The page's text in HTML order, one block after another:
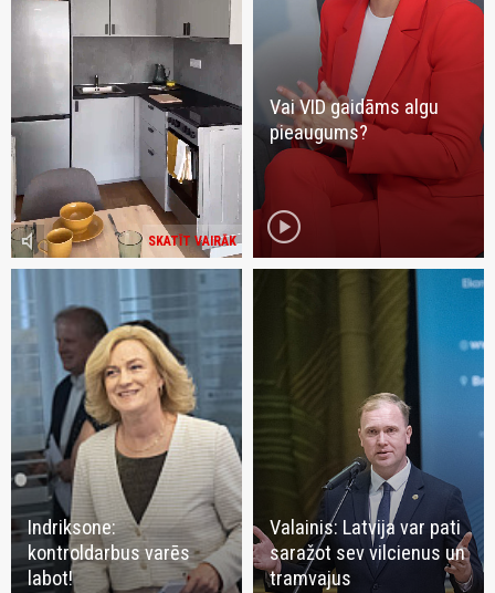
SKATĪT VAIRĀK
volume_mute
Vai VID gaidāms algu
pieaugums?
play_circle
Indriksone:
kontroldarbus varēs
labot!
Valainis: Latvija var pati
saražot sev vilcienus un
tramvajus